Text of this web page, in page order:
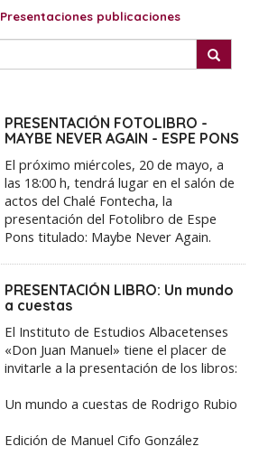
Presentaciones publicaciones
PRESENTACIÓN FOTOLIBRO -
MAYBE NEVER AGAIN - ESPE PONS
El próximo miércoles, 20 de mayo, a
las 18:00 h, tendrá lugar en el salón de
actos del Chalé Fontecha, la
presentación del Fotolibro de Espe
Pons titulado: Maybe Never Again.
PRESENTACIÓN LIBRO: Un mundo
a cuestas
El Instituto de Estudios Albacetenses
«Don Juan Manuel» tiene el placer de
invitarle a la presentación de los libros:
Un mundo a cuestas de Rodrigo Rubio
Edición de Manuel Cifo González